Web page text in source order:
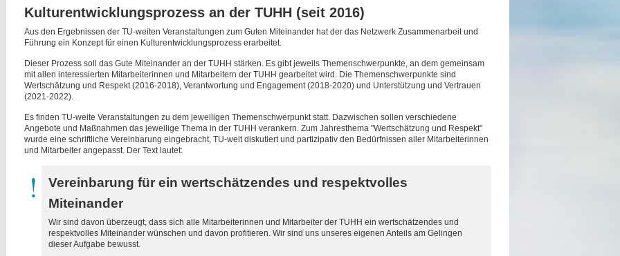
Kulturentwicklungsprozess an der TUHH (seit 2016)
Aus den Ergebnissen der TU-weiten Veranstaltungen zum Guten Miteinander hat der das Netzwerk Zusammenarbeit und
Führung ein Konzept für einen Kulturentwicklungsprozess erarbeitet.
Dieser Prozess soll das Gute Miteinander an der TUHH stärken. Es gibt jeweils Themenschwerpunkte, an dem gemeinsam
mit allen interessierten Mitarbeiterinnen und Mitarbeitern der TUHH gearbeitet wird. Die Themenschwerpunkte sind
Wertschätzung und Respekt (2016-2018), Verantwortung und Engagement (2018-2020) und Unterstützung und Vertrauen
(2021-2022).
Es finden TU-weite Veranstaltungen zu dem jeweiligen Themenschwerpunkt statt. Dazwischen sollen verschiedene
Angebote und Maßnahmen das jeweilige Thema in der TUHH verankern. Zum Jahresthema "Wertschätzung und Respekt"
wurde eine schriftliche Vereinbarung eingebracht, TU-weit diskutiert und partizipativ den Bedürfnissen aller Mitarbeiterinnen
und Mitarbeiter angepasst. Der Text lautet:
Vereinbarung für ein wertschätzendes und respektvolles
Miteinander
Wir sind davon überzeugt, dass sich alle Mitarbeiterinnen und Mitarbeiter der TUHH ein wertschätzendes und
respektvolles Miteinander wünschen und davon profitieren. Wir sind uns unseres eigenen Anteils am Gelingen
dieser Aufgabe bewusst.